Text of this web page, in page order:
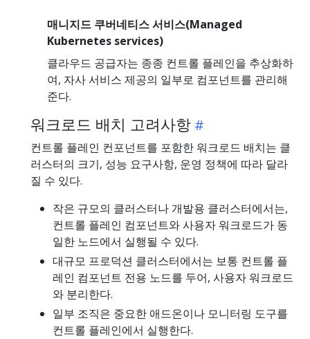
매니지드 쿠버네티스 서비스(Managed
Kubernetes services)
클라우드 공급자는 종종 컨트롤 플레인을 추상화하
여, 자사 서비스 제공의 일부로 컴포넌트를 관리해
준다.
워크로드 배치 고려사항
컨트롤 플레인 컨포넌트를 포함한 워크로드 배치는 클
러스터의 크기, 성능 요구사항, 운영 정책에 따라 달라
질 수 있다.
작은 규모의 클러스터나 개발용 클러스터에서는,
컨트롤 플레인 컴포넌트와 사용자 워크로드가 동
일한 노드에서 실행될 수 있다.
대규모 프로덕션 클러스터에서는 보통 컨트롤 플
레인 컴포넌트 전용 노드를 두어, 사용자 워크로드
와 분리한다.
일부 조직은 중요한 애드온이나 모니터링 도구를
컨트롤 플레인에서 실행한다.